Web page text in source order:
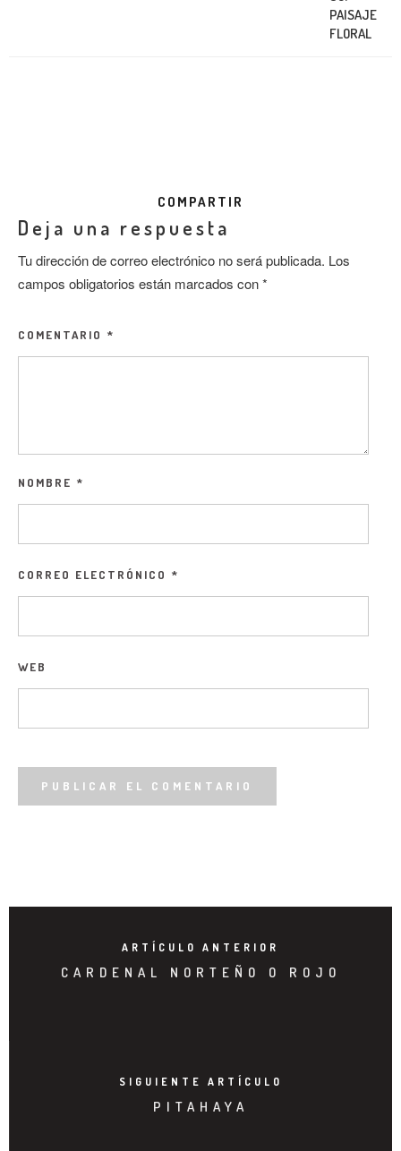
COMPARTIR
Deja una respuesta
Tu dirección de correo electrónico no será publicada. Los
campos obligatorios están marcados con*
COMENTARIO *
NOMBRE *
CORREO ELECTRÓNICO *
WEB
ARTÍCULO ANTERIOR
CARDENAL NORTEÑO O ROJO
SIGUIENTE ARTÍCULO
PITAHAYA